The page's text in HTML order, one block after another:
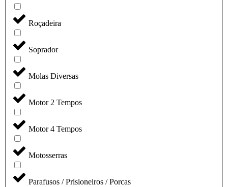
Roçadeira
Soprador
Molas Diversas
Motor 2 Tempos
Motor 4 Tempos
Motosserras
Parafusos / Prisioneiros / Porcas